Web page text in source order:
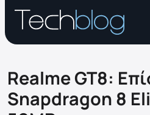
Realme GT8:
Snapdragon 8